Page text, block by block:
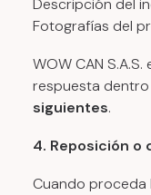
Descripción del
Fotografías del
WOW CAN
respuesta
siguientes.
4. Reposición o
Cuando proceda